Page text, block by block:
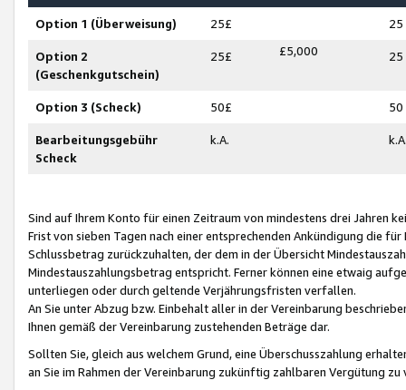
Option 1 (Überweisung) 25£ 25
Option 2
(Geschenkgutschein)
25£ £5,000 25
Option 3 (Scheck) 50£ 50
Bearbeitungsgebühr
Scheck
k.A.
Sind auf Ihrem Konto für einen Zeitraum von mindestens drei Jahren
Frist von sieben Tagen nach einer entsprechenden Ankündigung die
Schlussbetrag zurückzuhalten, der dem in der Übersicht
Mindestauszahlungsbetrag entspricht. Ferner können eine etwaig
unterliegen oder durch geltende Verjährungsfristen verfallen.
An Sie unter Abzug bzw. Einbehalt aller in der Vereinbarung
Ihnen gemäß der Vereinbarung zustehenden Beträge dar.
Sollten Sie, gleich aus welchem Grund, eine Überschusszahlung
an Sie im Rahmen der Vereinbarung zukünftig zahlbaren Vergütung zu